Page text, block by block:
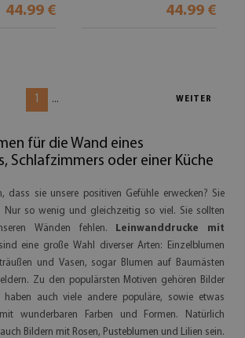
44.99 € 44.99 €
1 ... WEITER
für die Wand eines
Schlafzimmers oder einer Küche
dass sie unsere positiven Gefühle erwecken? Sie
Nur so wenig und gleichzeitig so viel. Sie sollten
Wänden fehlen.
Leinwanddrucke mit
eine große Wahl diverser Arten: Einzelblumen
und Vasen, sogar Blumen auf Baumästen
Zu den populärsten Motiven gehören Bilder
haben auch viele andere populäre, sowie etwas
wunderbaren Farben und Formen. Natürlich
Bildern mit Rosen, Pusteblumen und Lilien sein.